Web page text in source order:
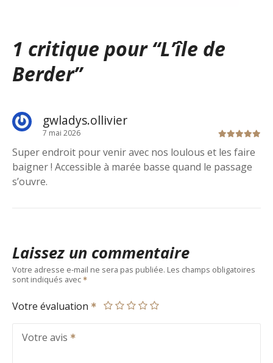
1 critique pour “L’île de
Berder”
gwladys.ollivier
7 mai 2026
Super endroit pour venir avec nos loulous et les faire
baigner ! Accessible à marée basse quand le passage
s’ouvre.
Laissez un commentaire
Votre adresse e-mail ne sera pas publiée. Les champs obligatoires
sont indiqués avec
Votre évaluation
Votre avis